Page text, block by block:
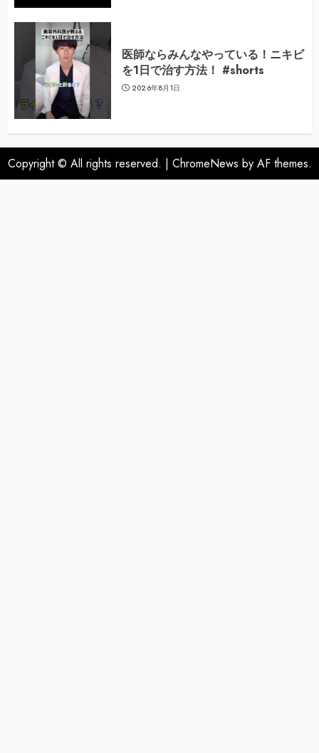
医師ならみんなやっている！ニキビ
を1日で治す方法！ #shorts
2026年8月1日
Copyright © All rights reserved. | ChromeNews by AF themes.